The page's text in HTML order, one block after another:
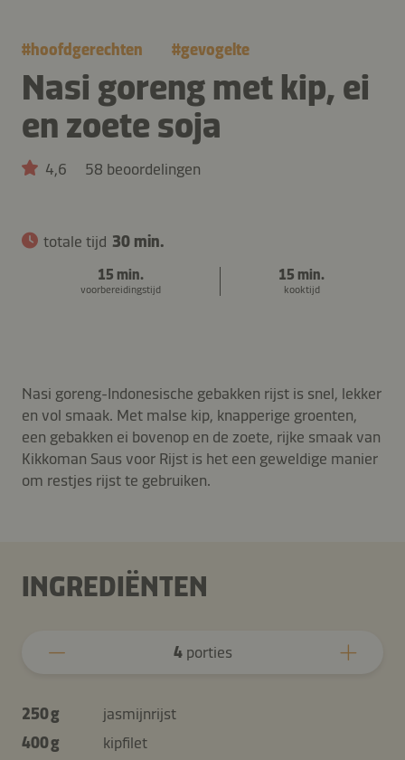
#hoofdgerechten #gevogelte
Nasi goreng met kip, ei
en zoete soja
4,6 58 beoordelingen
totale tijd 30 min.
15 min.
voorbereidingstijd
15 min.
kooktijd
Nasi goreng-Indonesische gebakken rijst is snel, lekker
en vol smaak. Met malse kip, knapperige groenten,
een gebakken ei bovenop en de zoete, rijke smaak van
Kikkoman Saus voor Rijst is het een geweldige manier
om restjes rijst te gebruiken.
INGREDIËNTEN
4porties
250 g
jasmijnrijst
400 g
kipfilet